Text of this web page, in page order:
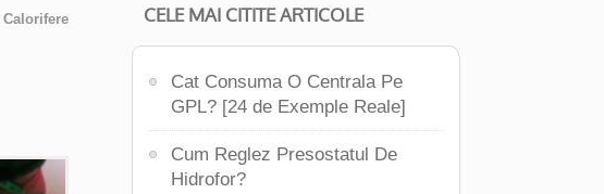
Calorifere CELE MAI CITITE ARTICOLE
Cat Consuma O Centrala Pe
GPL? [24 de Exemple Reale]
Cum Reglez Presostatul De
Hidrofor?